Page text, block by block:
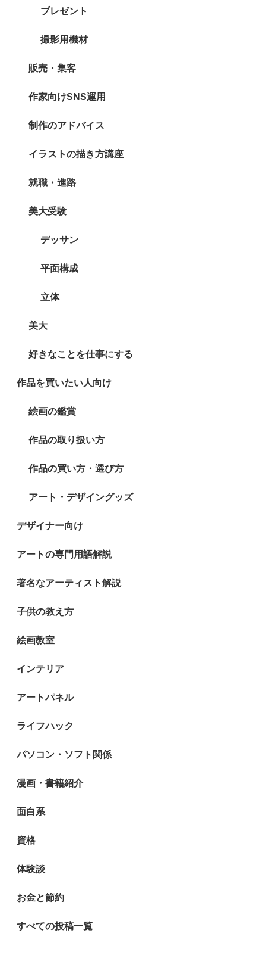
プレゼント
撮影用機材
販売・集客
作家向けSNS運用
制作のアドバイス
イラストの描き方講座
就職・進路
美大受験
デッサン
平面構成
立体
美大
好きなことを仕事にする
作品を買いたい人向け
絵画の鑑賞
作品の取り扱い方
作品の買い方・選び方
アート・デザイングッズ
デザイナー向け
アートの専門用語解説
著名なアーティスト解説
子供の教え方
絵画教室
インテリア
アートパネル
ライフハック
パソコン・ソフト関係
漫画・書籍紹介
面白系
資格
体験談
お金と節約
すべての投稿一覧